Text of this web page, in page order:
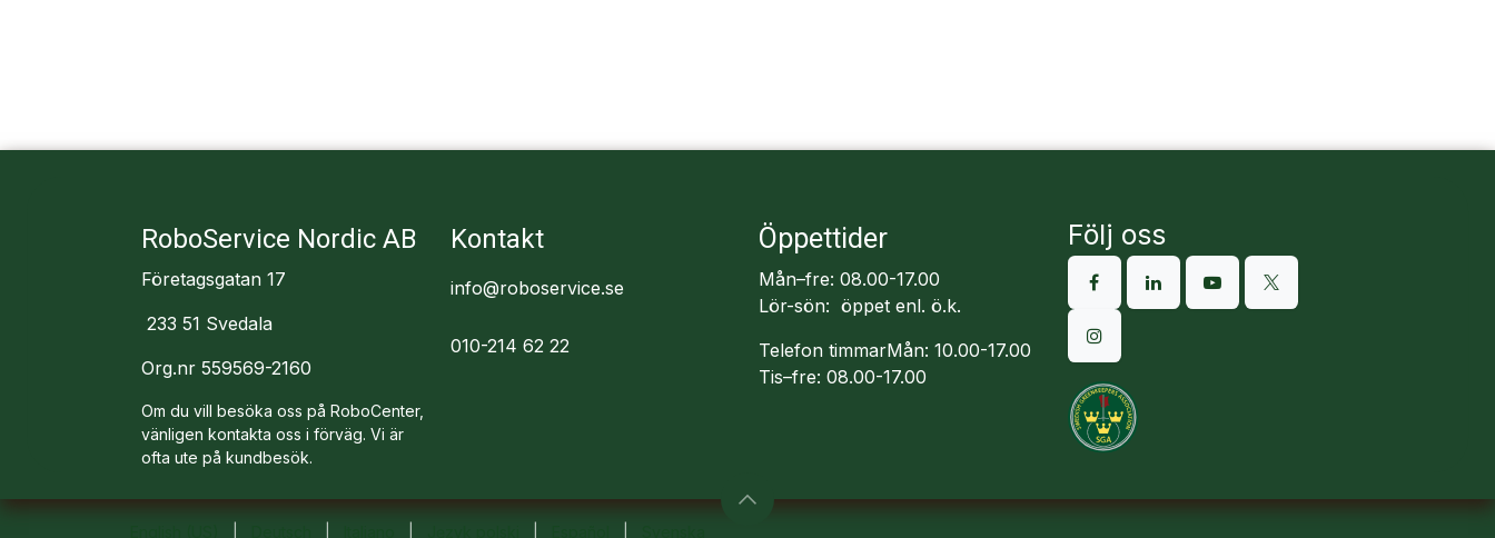
RoboService Nordic AB
Företagsgatan 17
233 51 Svedala
Org.nr 559569-2160
Om du vill besöka oss på RoboCenter,
vänligen kontakta oss i förväg. Vi är
ofta ute på kundbesök.
Kontakt
info@roboservice.se
010-214 62 22
Öppettider
Mån–fre: 08.00-17.00
Lör-sön: öppet enl. ö.k.
Telefon timmarMån: 10.00-17.00
Tis–fre: 08.00-17.00
Följ oss